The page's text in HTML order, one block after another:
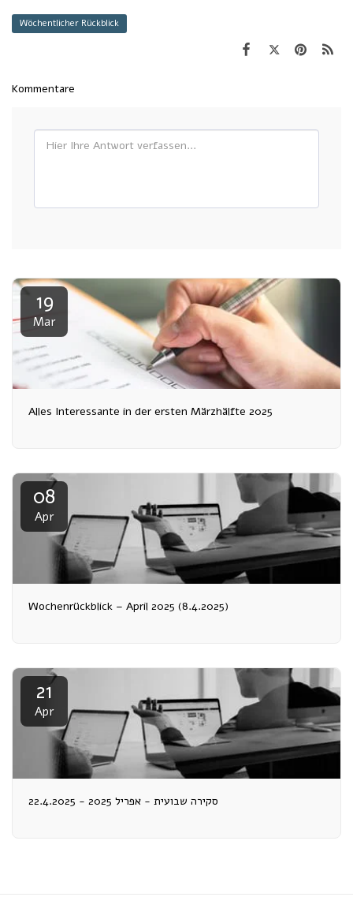
Wöchentlicher Rückblick
Kommentare
19
Mar
Alles Interessante in der ersten Märzhälfte 2025
08
Apr
Wochenrückblick – April 2025 (8.4.2025)
21
Apr
סקירה שבועית - אפריל 2025 - 22.4.2025